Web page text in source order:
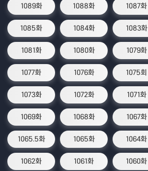
1089화 1088화 1087화
1085화 1084화 1083화
1081화 1080화 1079화
1077화 1076화 1075회
1073화 1072화 1071화
1069화 1068화 1067화
1065.5화 1065화 1064화
1062화 1061화 1060화